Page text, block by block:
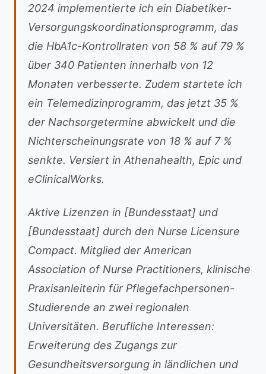
2024 implementierte ich ein Diabetiker-
Versorgungskoordinationsprogramm, das
die HbA1c-Kontrollraten von 58 % auf 79 %
über 340 Patienten innerhalb von 12
Monaten verbesserte. Zudem startete ich
ein Telemedizinprogramm, das jetzt 35 %
der Nachsorgetermine abwickelt und die
Nichterscheinungsrate von 18 % auf 7 %
senkte. Versiert in Athenahealth, Epic und
eClinicalWorks.
Aktive Lizenzen in [Bundesstaat] und
[Bundesstaat] durch den Nurse Licensure
Compact. Mitglied der American
Association of Nurse Practitioners, klinische
Praxisanleiterin für Pflegefachpersonen-
Studierende an zwei regionalen
Universitäten. Berufliche Interessen:
Erweiterung des Zugangs zur
Gesundheitsversorgung in ländlichen und